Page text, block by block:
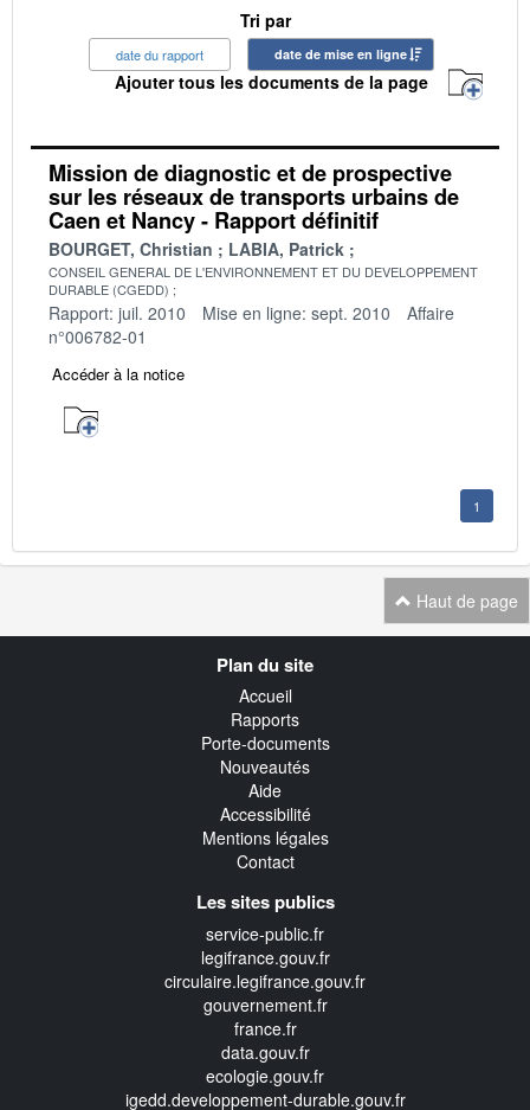
Tri par
date du rapport date de mise en ligne
Ajouter tous les documents de la page
Mission de diagnostic et de prospective
sur les réseaux de transports urbains de
Caen et Nancy - Rapport définitif
BOURGET, Christian LABIA, Patrick
CONSEIL GENERAL DE L'ENVIRONNEMENT ET DU DEVELOPPEMENT
DURABLE (CGEDD)
Rapport: juil. 2010 Mise en ligne: sept. 2010
Affaire
n°006782-01
Accéder à la notice
1
Haut de page
Plan du site
Accueil
Rapports
Porte-documents
Nouveautés
Aide
Accessibilité
Mentions légales
Contact
Les sites publics
service-public.fr
legifrance.gouv.fr
circulaire.legifrance.gouv.fr
gouvernement.fr
france.fr
data.gouv.fr
ecologie.gouv.fr
igedd.developpement-durable.gouv.fr